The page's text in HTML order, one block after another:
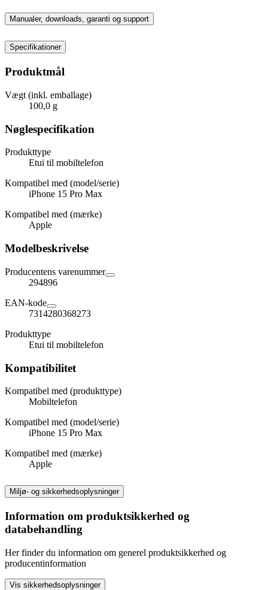
Manualer, downloads, garanti og support
Specifikationer
Produktmål
Vægt (inkl. emballage)
100,0 g
Nøglespecifikation
Produkttype
Etui til mobiltelefon
Kompatibel med (model/serie)
iPhone 15 Pro Max
Kompatibel med (mærke)
Apple
Modelbeskrivelse
Producentens varenummer
294896
EAN-kode
7314280368273
Produkttype
Etui til mobiltelefon
Kompatibilitet
Kompatibel med (produkttype)
Mobiltelefon
Kompatibel med (model/serie)
iPhone 15 Pro Max
Kompatibel med (mærke)
Apple
Miljø- og sikkerhedsoplysninger
Information om produktsikkerhed og
databehandling
Her finder du information om generel produktsikkerhed og
producentinformation
Vis sikkerhedsoplysninger